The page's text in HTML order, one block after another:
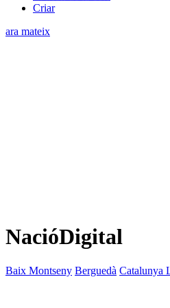
Criar
ara mateix
NacióDigital
Baix Montseny Berguedà Catalunya